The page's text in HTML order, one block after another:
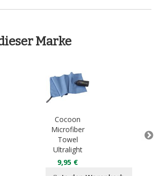
Marke
Cocoon
Microfiber
Towel
Ultralight
9,95 €